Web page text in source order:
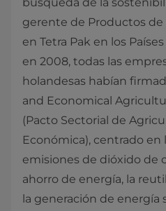
gerente de Productos
en Tetra Pak en los
en 2008, todas las
holandesas habían
and Economical
(Pacto Sectorial de
Económica), centrado en
emisiones de dióxido de
ahorro de energía, la
la generación de energía